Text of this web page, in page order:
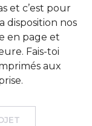
et c’est pour
disposition nos
en page et
Fais-toi
aux